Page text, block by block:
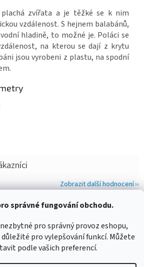
správné fungování obchodu.
pro správný provoz eshopu,
pro vylepšování funkcí. Můžete
podle vašich preferencí.
zvířata a je těžké se k nim
vzdálenost. S hejnem balabánů,
hladině, to možné je. Poláci se
na kterou se dají z krytu
jsou vyrobeni z plastu, na spodní
Zobrazit další hodnocení